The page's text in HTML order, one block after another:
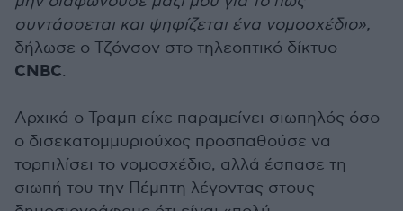
συντάσσεται και ψηφίζεται ένα νομοσχέδιο»,
δήλωσε ο Τζόνσον στο τηλεοπτικό δίκτυο
CNBC.
Αρχικά ο Τραμπ είχε παραμείνει σιωπηλός όσο
ο δισεκατομμυριούχος προσπαθούσε να
τορπιλίσει το νομοσχέδιο, αλλά έσπασε τη
σιωπή του την Πέμπτη λέγοντας στους